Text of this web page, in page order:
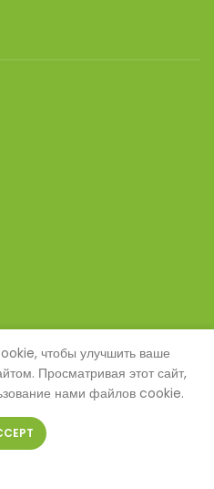
чтобы улучшить ваше
Просматривая этот сайт,
нами файлов cookie.